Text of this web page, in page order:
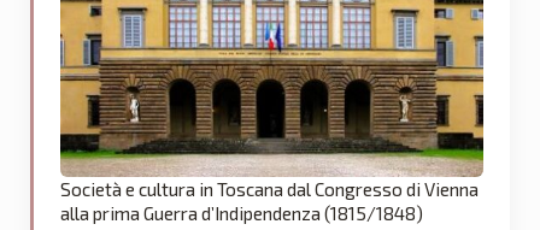
Società e cultura in Toscana dal Congresso di Vienna
alla prima Guerra d’Indipendenza (1815/1848)